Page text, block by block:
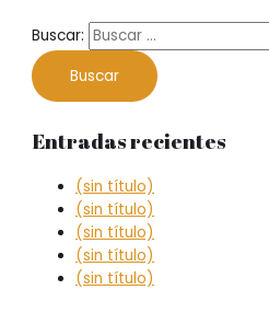
Buscar:
Entradas recientes
(sin título)
(sin título)
(sin título)
(sin título)
(sin título)